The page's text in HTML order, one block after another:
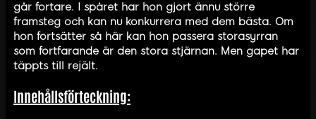
går fortare. I spåret har hon gjort ännu större
framsteg och kan nu konkurrera med dem bästa. Om
hon fortsätter så här kan hon passera storasyrran
som fortfarande är den stora stjärnan. Men gapet har
täppts till rejält.
Innehållsförteckning: